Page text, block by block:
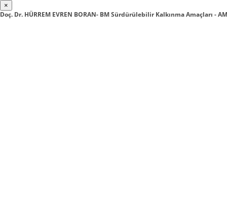
×
Doç. Dr. HÜRREM EVREN BORAN- BM Sürdürülebilir Kalkınma Amaçları -